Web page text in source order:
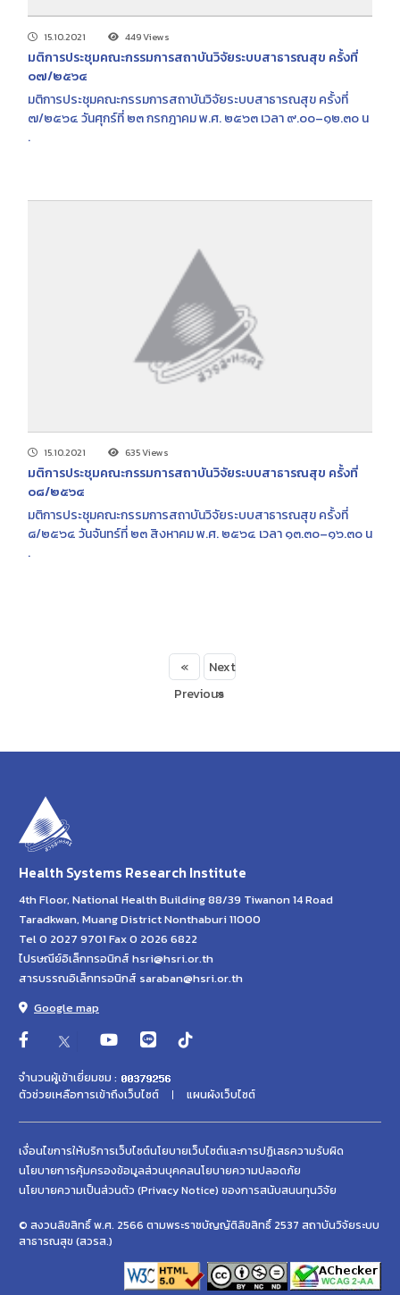
15.10.2021 449 Views
มติการประชุมคณะกรรมการสถาบันวิจัยระบบสาธารณสุข ครั้งที่
๐๗/๒๕๖๔
มติการประชุมคณะกรรมการสถาบันวิจัยระบบสาธารณสุข ครั้งที่
๗/๒๕๖๔ วันศุกร์ที่ ๒๓ กรกฎาคม พ.ศ. ๒๕๖๓ เวลา ๙.๐๐–๑๒.๓๐ น
.
15.10.2021 635 Views
มติการประชุมคณะกรรมการสถาบันวิจัยระบบสาธารณสุข ครั้งที่
๐๘/๒๕๖๔
มติการประชุมคณะกรรมการสถาบันวิจัยระบบสาธารณสุข ครั้งที่
๘/๒๕๖๔ วันจันทร์ที่ ๒๓ สิงหาคม พ.ศ. ๒๕๖๔ เวลา ๑๓.๓๐–๑๖.๓๐ น
.
«
Previous
Next
»
Health Systems Research Institute
4th Floor, National Health Building 88/39 Tiwanon 14 Road
Taradkwan, Muang District Nonthaburi 11000
Tel 0 2027 9701 Fax 0 2026 6822
ไปรษณีย์อิเล็กทรอนิกส์ hsri@hsri.or.th
สารบรรณอิเล็กทรอนิกส์ saraban@hsri.or.th
Google map
จำนวนผู้เข้าเยี่ยมชม :
ตัวช่วยเหลือการเข้าถึงเว็บไซต์
แผนผังเว็บไซต์
เงื่อนไขการให้บริการเว็บไซต์นโยบายเว็บไซต์และการปฏิเสธความรับผิด
นโยบายการคุ้มครองข้อมูลส่วนบุคคลนโยบายความปลอดภัย
นโยบายความเป็นส่วนตัว (Privacy Notice) ของการสนับสนนทุนวิจัย
© สงวนลิขสิทธิ์ พ.ศ. 2566 ตามพระราชบัญญัติลิขสิทธิ์ 2537 สถาบันวิจัยระบบ
สาธารณสุข (สวรส.)